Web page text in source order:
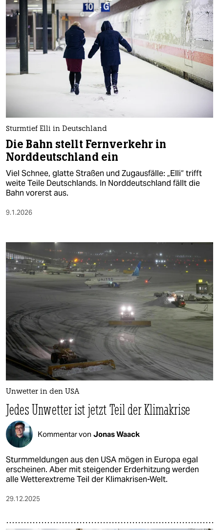
Sturmtief Elli in Deutschland
Die Bahn stellt Fernverkehr in
Norddeutschland ein
Viel Schnee, glatte Straßen und Zugausfälle: „Elli“ trifft
weite Teile Deutschlands. In Norddeutschland fällt die
Bahn vorerst aus.
9.1.2026
Unwetter in den USA
Jedes Unwetter ist jetzt Teil der Klimakrise
Kommentar von Jonas Waack
Sturmmeldungen aus den USA mögen in Europa egal
erscheinen. Aber mit steigender Erderhitzung werden
alle Wetterextreme Teil der Klimakrisen-Welt.
29.12.2025